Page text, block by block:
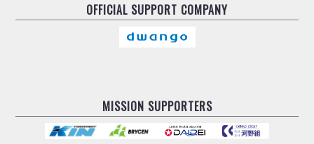
OFFICIAL SUPPORT COMPANY
MISSION SUPPORTERS